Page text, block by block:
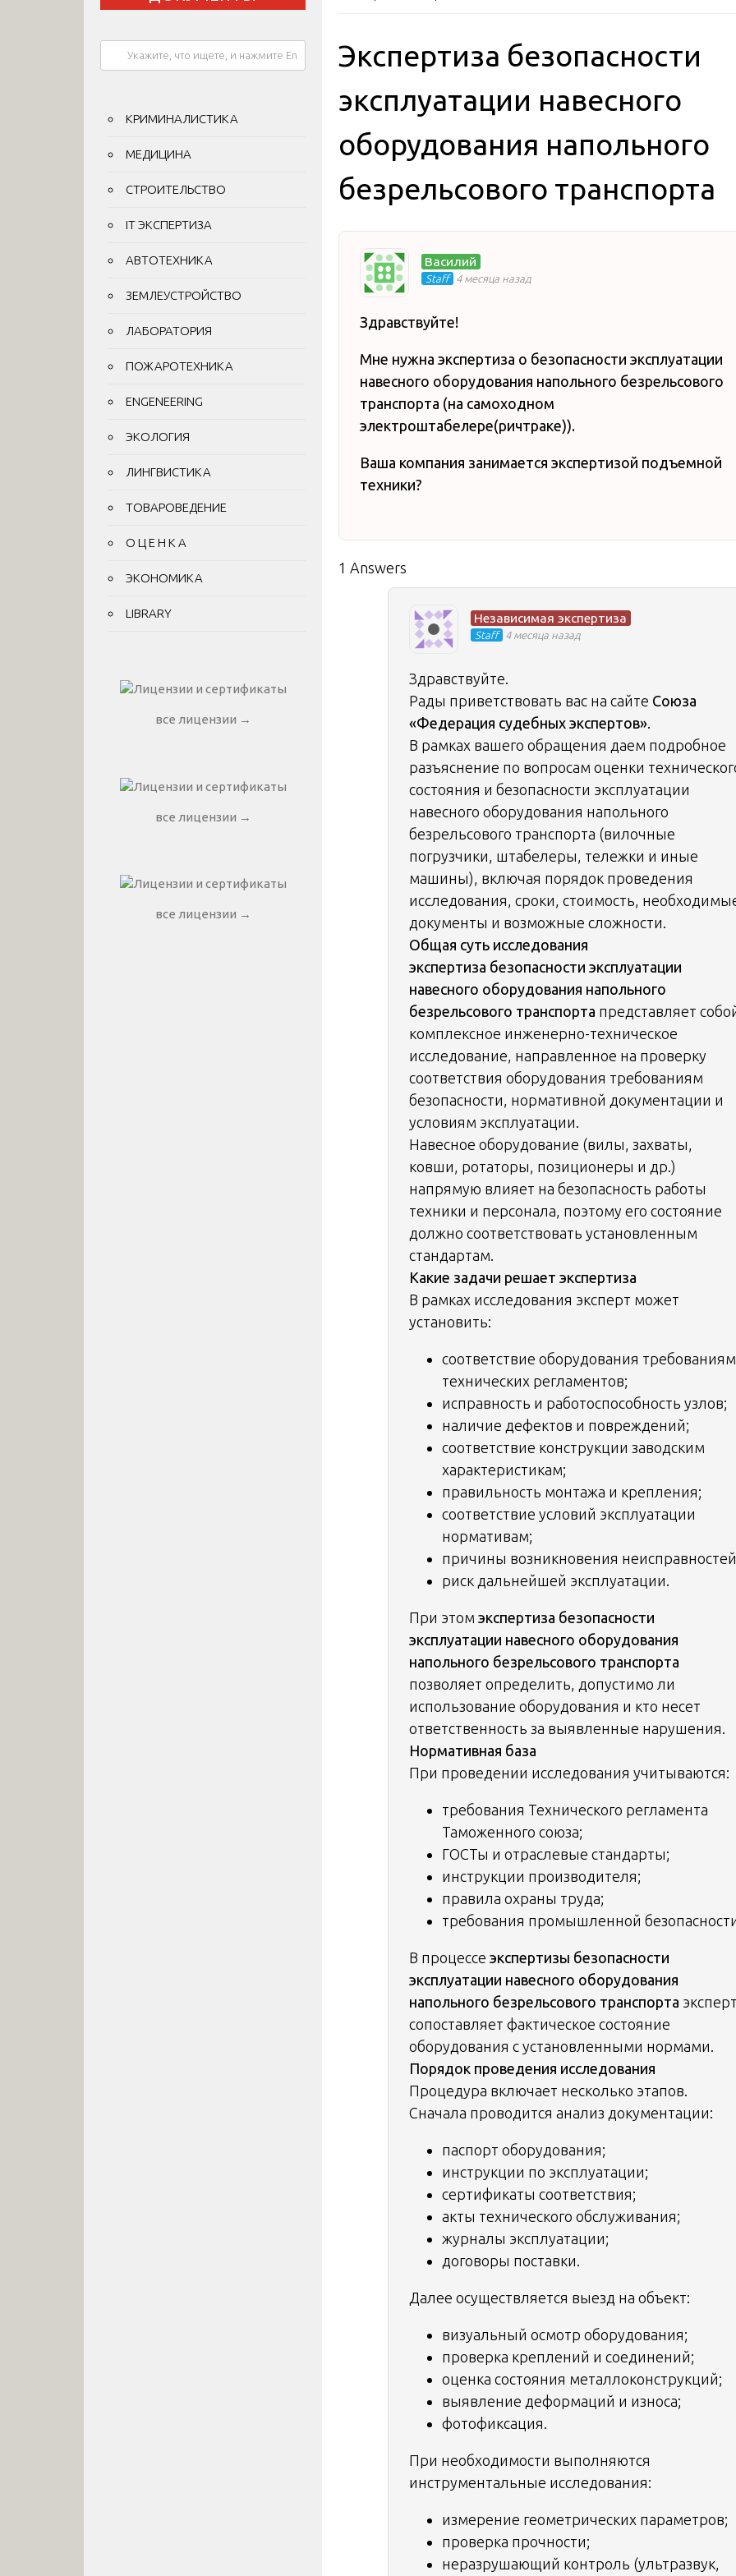
Экспертиза безопасности
эксплуатации навесного
оборудования напольного
безрельсового транспорта
Василий
Staff 4 месяца назад
Здравствуйте!
Мне нужна экспертиза о безопасности эксплуатации
навесного оборудования напольного безрельсового
транспорта (на самоходном
электроштабелере(ричтраке)).
Ваша компания занимается экспертизой подъемной
техники?
1 Answers
Независимая экспертиза
Staff 4 месяца назад
Здравствуйте.
Рады приветствовать вас на сайте Союза
«Федерация судебных экспертов»
В рамках вашего обращения даем подробное
разъяснение по вопросам оценки
состояния и безопасности эксплуатации
навесного оборудования напольного
безрельсового транспорта (вилочные
погрузчики, штабелеры, тележки и иные
машины), включая порядок проведения
исследования, сроки, стоимость,
документы и возможные сложности.
Общая суть исследования
экспертиза безопасности эксплуатации
навесного оборудования напольного
безрельсового транспорта представляет
комплексное инженерно-техническое
исследование, направленное на проверку
соответствия оборудования требованиям
безопасности, нормативной документации и
условиям эксплуатации.
Навесное оборудование (вилы, захваты,
ковши, ротаторы, позиционеры и др.)
напрямую влияет на безопасность работы
техники и персонала, поэтому его состояние
должно соответствовать установленным
стандартам.
Какие задачи решает экспертиза
В рамках исследования эксперт может
установить:
соответствие оборудования требованиям
технических регламентов;
исправность и работоспособность узлов;
наличие дефектов и повреждений;
соответствие конструкции заводским
характеристикам;
правильность монтажа и крепления;
соответствие условий эксплуатации
нормативам;
причины возникновения
риск дальнейшей эксплуатации.
При этом экспертиза безопасности
эксплуатации навесного оборудования
напольного безрельсового транспорта
позволяет определить, допустимо ли
использование оборудования и кто несет
ответственность за выявленные нарушения.
Нормативная база
При проведении исследования учитываются:
требования Технического регламента
Таможенного союза;
ГОСТы и отраслевые стандарты;
инструкции производителя;
правила охраны труда;
требования промышленной
В процессе экспертизы безопасности
эксплуатации навесного оборудования
напольного безрельсового транспорта
сопоставляет фактическое состояние
оборудования с установленными нормами.
Порядок проведения исследования
Процедура включает несколько этапов.
Сначала проводится анализ документации:
паспорт оборудования;
инструкции по эксплуатации;
сертификаты соответствия;
акты технического обслуживания;
журналы эксплуатации;
договоры поставки.
Далее осуществляется выезд на объект:
визуальный осмотр оборудования;
проверка креплений и соединений;
оценка состояния металлоконструкций;
выявление деформаций и износа;
фотофиксация.
При необходимости выполняются
инструментальные исследования:
измерение геометрических параметров;
проверка прочности;
неразрушающий контроль (ультразвук,
КРИМИНАЛИСТИКА
МЕДИЦИНА
СТРОИТЕЛЬСТВО
IT ЭКСПЕРТИЗА
АВТОТЕХНИКА
ЗЕМЛЕУСТРОЙСТВО
ЛАБОРАТОРИЯ
ПОЖАРОТЕХНИКА
ENGENEERING
ЭКОЛОГИЯ
ЛИНГВИСТИКА
ТОВАРОВЕДЕНИЕ
О Ц Е Н К А
ЭКОНОМИКА
LIBRARY
все лицензии →
все лицензии →
все лицензии →